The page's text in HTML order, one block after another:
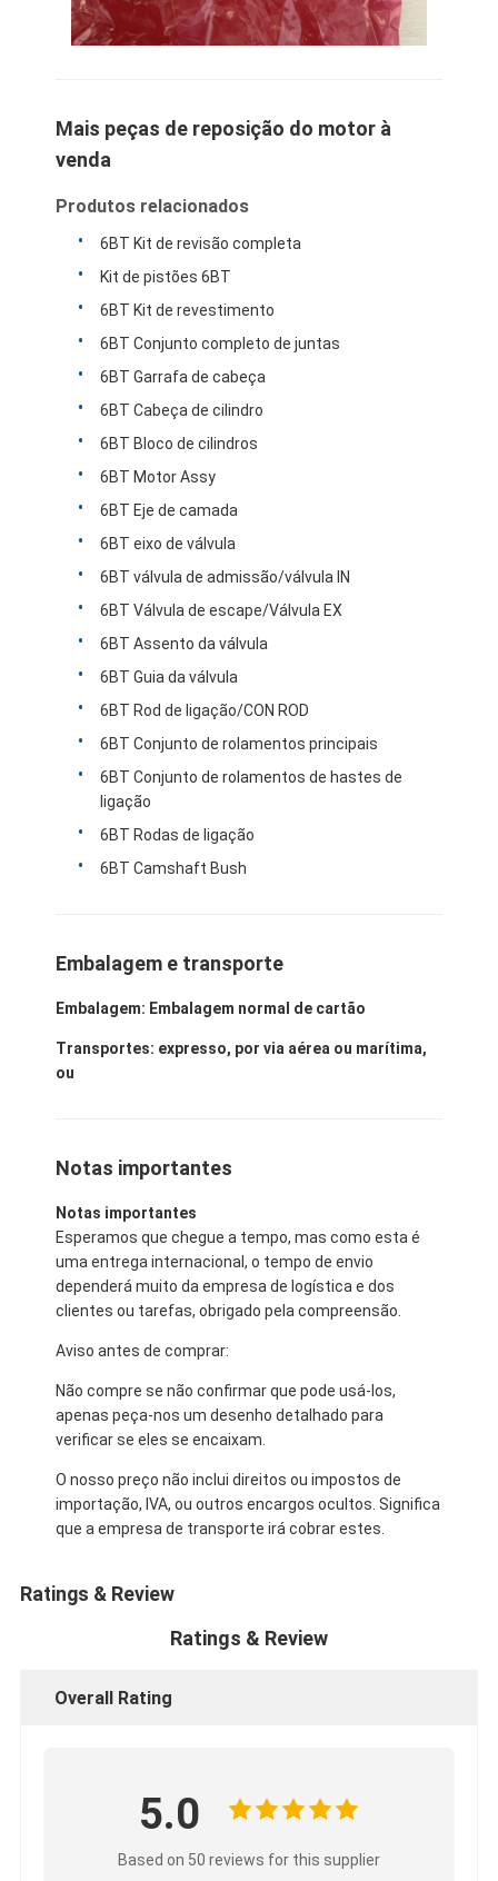
Mais peças de reposição do motor à
venda
Produtos relacionados
6BT Kit de revisão completa
Kit de pistões 6BT
6BT Kit de revestimento
6BT Conjunto completo de juntas
6BT Garrafa de cabeça
6BT Cabeça de cilindro
6BT Bloco de cilindros
6BT Motor Assy
6BT Eje de camada
6BT eixo de válvula
6BT válvula de admissão/válvula IN
6BT Válvula de escape/Válvula EX
6BT Assento da válvula
6BT Guia da válvula
6BT Rod de ligação/CON ROD
6BT Conjunto de rolamentos principais
6BT Conjunto de rolamentos de hastes de
ligação
6BT Rodas de ligação
6BT Camshaft Bush
Embalagem e transporte
Embalagem: Embalagem normal de cartão
Transportes: expresso, por via aérea ou marítima,
ou
Notas importantes
Notas importantes
Esperamos que chegue a tempo, mas como esta é
uma entrega internacional, o tempo de envio
dependerá muito da empresa de logística e dos
clientes ou tarefas, obrigado pela compreensão.
Aviso antes de comprar:
Não compre se não confirmar que pode usá-los,
apenas peça-nos um desenho detalhado para
verificar se eles se encaixam.
O nosso preço não inclui direitos ou impostos de
importação, IVA, ou outros encargos ocultos. Significa
que a empresa de transporte irá cobrar estes.
Ratings & Review
Ratings & Review
Overall Rating
5.0
Based on 50 reviews for this supplier